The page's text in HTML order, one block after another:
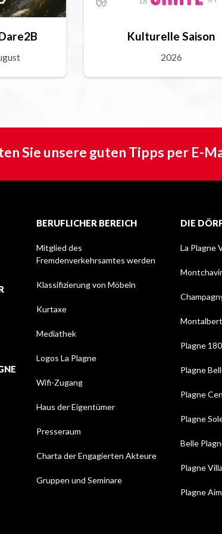
Kulturelle Saison
2026
Sie unsere guten Tipps per E-
BERUFLICHER BEREICH
Mitglied des
Fremdenverkehrsamtes werden
Klassifizierung von Möbeln
Kurtaxe
Mediathek
Logos La Plagne
Wifi-Zugang
Haus der Eigentümer
Presseraum
Charta der Engagierten Akteure
Gruppen und Seminare
DIE
La Plagne
Montalbert
Plagne
Plagne
Plagne
Plagne
Belle
Plagne
Plagne